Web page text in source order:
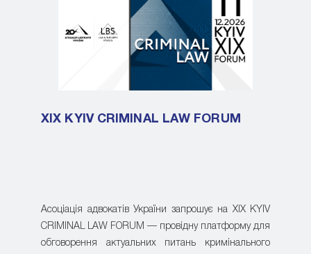
XIX KYIV CRIMINAL LAW FORUM
Асоціація адвокатів України запрошує на XIX KYIV
CRIMINAL LAW FORUM — провідну платформу для
обговорення актуальних питань кримінального